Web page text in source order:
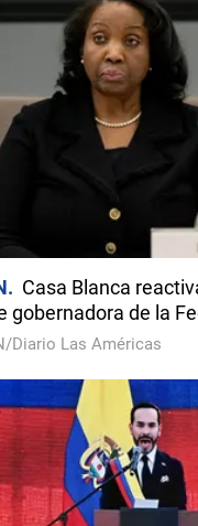
Casa Blanca
gobernadora de la
Diario Las Américas